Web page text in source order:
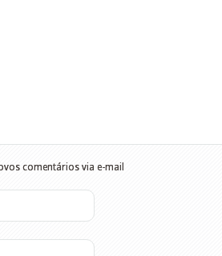
comentários via e-mail